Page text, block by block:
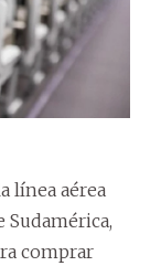
línea aérea
Sudamérica,
comprar